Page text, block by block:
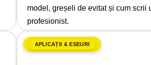
model, greșeli de evitat și cum scrii
profesionist.
APLICAȚII & ESEURI